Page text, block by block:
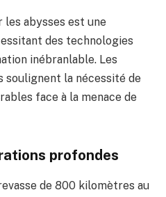
les abysses est une
des technologies
inébranlable. Les
soulignent la nécessité de
face à la menace de
profondes
de 800 kilomètres au